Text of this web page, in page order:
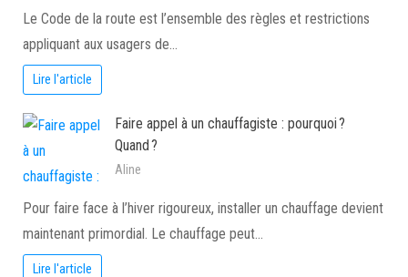
Le Code de la route est l’ensemble des règles et restrictions
appliquant aux usagers de…
Lire l'article
Faire appel à un chauffagiste : pourquoi ?
Quand ?
Aline
Pour faire face à l’hiver rigoureux, installer un chauffage devient
maintenant primordial. Le chauffage peut…
Lire l'article